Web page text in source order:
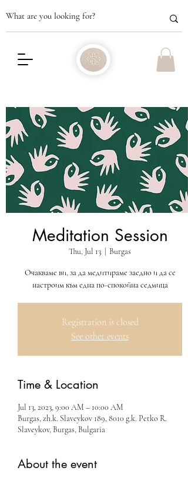
Meditation Session
Thu, Jul 13 Burgas
Очакваме ви, за да медитираме заедно и да се
настроим към една по-спокойна седмица
Registration is closed
See other events
Time & Location
Jul 13, 2023, 9:00 AM – 10:00 AM
Burgas, zh.k. Slaveykov 189, 8010 g.k. Petko R.
Slaveykov, Burgas, Bulgaria
About the event